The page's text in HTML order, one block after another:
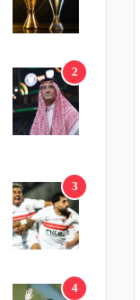
2
3
4